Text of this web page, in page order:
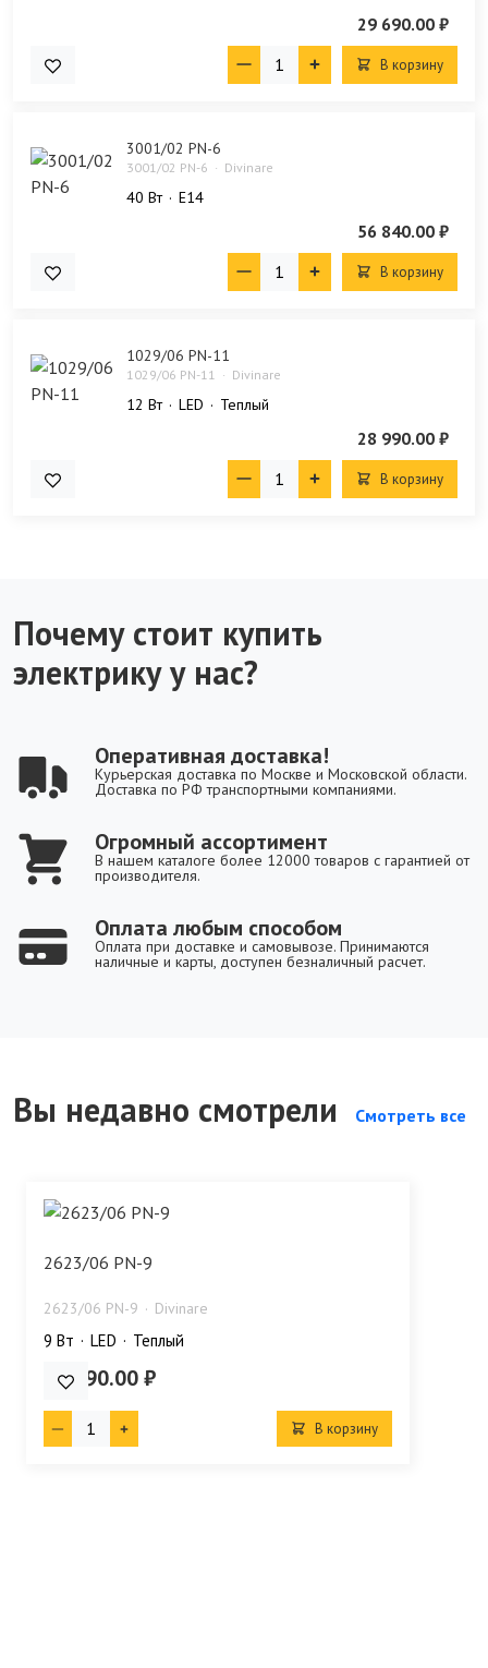
29 690.00 ₽
В корзину
3001/02 PN-6
3001/02 PN-6 Divinare
40 Bт E14
56 840.00 ₽
В корзину
1029/06 PN-11
1029/06 PN-11 Divinare
12 Bт LED Теплый
28 990.00 ₽
В корзину
Почему стоит купить
электрику у нас?
Оперативная доставка!
Курьерская доставка по Москве и Московской области.
Доставка по РФ транспортными компаниями.
Огромный ассортимент
В нашем каталоге более 12000 товаров с гарантией от
производителя.
Оплата любым способом
Оплата при доставке и самовывозе. Принимаются
наличные и карты, доступен безналичный расчет.
Вы недавно смотрели Смотреть все
2623/06 PN-9
2623/06 PN-9 Divinare
9 Bт LED Теплый
19 990.00 ₽
В корзину